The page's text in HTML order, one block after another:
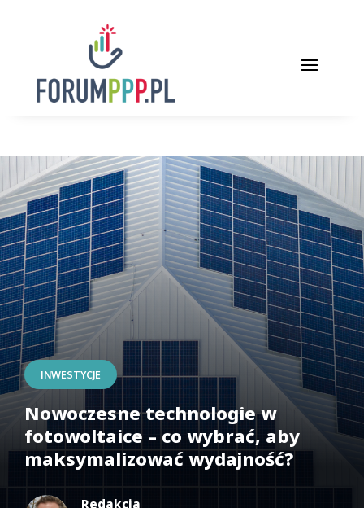
INWESTYCJE
Nowoczesne technologie w
fotowoltaice – co wybrać, aby
maksymalizować wydajność?
Redakcja